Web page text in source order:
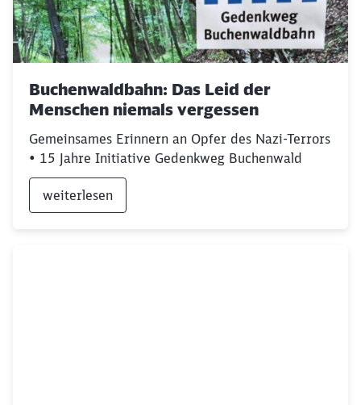
Buchenwaldbahn: Das Leid der
Menschen niemals vergessen
Gemeinsames Erinnern an Opfer des Nazi-Terrors
• 15 Jahre Initiative Gedenkweg Buchenwald
weiterlesen